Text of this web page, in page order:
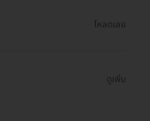
โหลดเลย
ดูเพิ่ม